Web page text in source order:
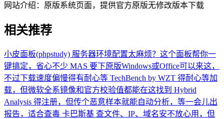
网站介绍： 原版系统页面，提供官方原版无修改版本下载
相关推荐
小皮面板(phpstudy) 服务器环境配置太麻烦？这个面板帮你一
键搞定，省心不少 MAS 要下原版Windows或Office可以来这，
不过下载速度偏慢得有耐心等 TechBench by WZT 得耐心等加
载，但微软全系镜像和官方校验值都能在这找到 Hybrid
Analysis 得注册，但传个恶意样本就能自动分析，等一会儿出
报告，适合查毒 卡巴斯基 查文件、IP、域名安不放心用，但